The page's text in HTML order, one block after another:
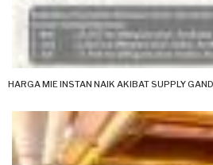
HARGA MIE INSTAN NAIK AKIBAT SUPPLY